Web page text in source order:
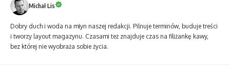
Michał Lis
Dobry duch i woda na młyn naszej redakcji. Pilnuje terminów, buduje treści
i tworzy layout magazynu. Czasami też znajduje czas na filiżankę kawy,
bez której nie wyobraża sobie życia.